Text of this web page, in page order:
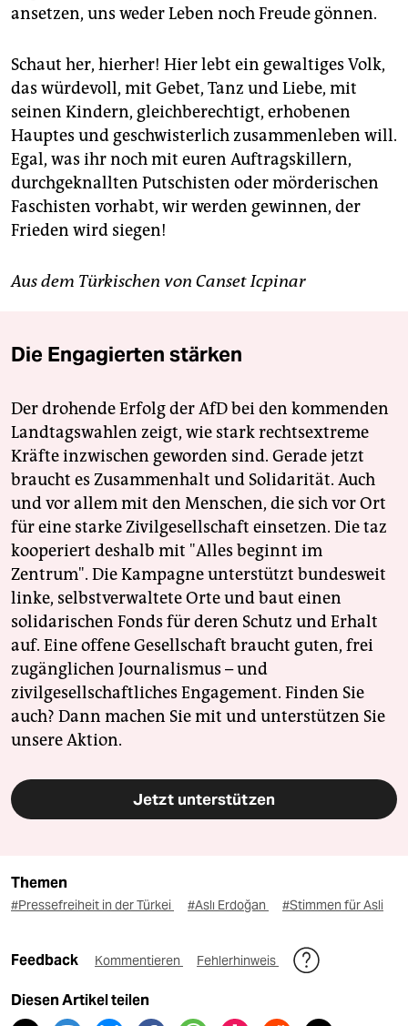
ansetzen, uns weder Leben noch Freude gönnen.
Schaut her, hierher! Hier lebt ein gewaltiges Volk,
das würdevoll, mit Gebet, Tanz und Liebe, mit
seinen Kindern, gleichberechtigt, erhobenen
Hauptes und geschwisterlich zusammenleben will.
Egal, was ihr noch mit euren Auftragskillern,
durchgeknallten Putschisten oder mörderischen
Faschisten vorhabt, wir werden gewinnen, der
Frieden wird siegen!
Aus dem Türkischen von Canset Icpinar
Die Engagierten stärken
Der drohende Erfolg der AfD bei den kommenden
Landtagswahlen zeigt, wie stark rechtsextreme
Kräfte inzwischen geworden sind. Gerade jetzt
braucht es Zusammenhalt und Solidarität. Auch
und vor allem mit den Menschen, die sich vor Ort
für eine starke Zivilgesellschaft einsetzen. Die taz
kooperiert deshalb mit "Alles beginnt im
Zentrum". Die Kampagne unterstützt bundesweit
linke, selbstverwaltete Orte und baut einen
solidarischen Fonds für deren Schutz und Erhalt
auf. Eine offene Gesellschaft braucht guten, frei
zugänglichen Journalismus – und
zivilgesellschaftliches Engagement. Finden Sie
auch? Dann machen Sie mit und unterstützen Sie
unsere Aktion.
Jetzt unterstützen
Themen
#Pressefreiheit in der Türkei #Aslı Erdoğan #Stimmen für Asli
Feedback Kommentieren Fehlerhinweis
Diesen Artikel teilen